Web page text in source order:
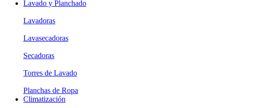
Lavado y Planchado
Lavadoras
Lavasecadoras
Secadoras
Torres de Lavado
Planchas de Ropa
Climatización